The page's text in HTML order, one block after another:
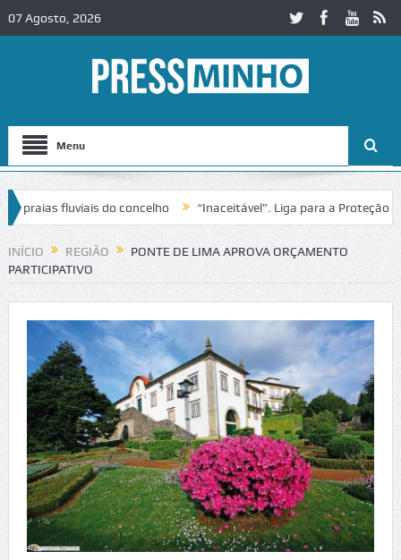
07 Agosto, 2026
Menu
fluviais do concelho “Inaceitável”. Liga para a Proteção da
INÍCIO REGIÃO
PONTE DE LIMA APROVA ORÇAMENTO
PARTICIPATIVO